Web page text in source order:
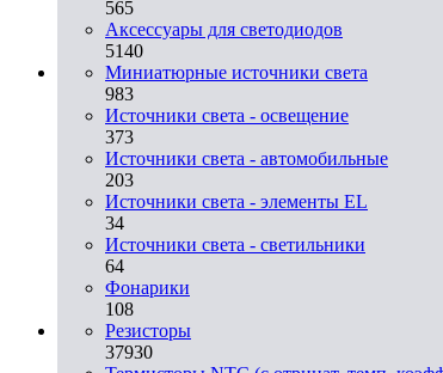
565
Аксессуары для светодиодов
5140
Миниатюрные источники света
983
Источники света - освещение
373
Источники света - автомобильные
203
Источники света - элементы EL
34
Источники света - светильники
64
Фонарики
108
Резисторы
37930